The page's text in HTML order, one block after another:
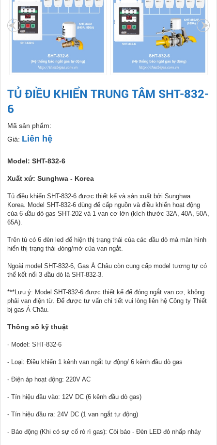
TỦ ĐIỀU KHIỂN TRUNG TÂM SHT-832-
6
Mã sản phẩm:
Giá: Liên hệ
Model: SHT-832-6
Xuất xứ: Sunghwa - Korea
Tủ điều khiển SHT-832-6 được thiết kế và sản xuất bởi Sunghwa
Korea. Model SHT-832-6 dùng để cấp nguồn và điều khiển hoạt động
của 6 đầu dò gas SHT-202 và 1 van cơ lớn (kích thước 32A, 40A, 50A,
65A).
Trên tủ có 6 đèn led để hiện thị trạng thái của các đầu dò mà màn hình
hiển thị trạng thái đóng/mở của van ngắt.
Ngoài model SHT-832-6, Gas Á Châu còn cung cấp model tương tự có
thể kết nối 3 đầu dò là SHT-832-3.
***Lưu ý: Model SHT-832-6 được thiết kế để đóng ngắt van cơ, không
phải van điện từ. Để được tư vấn chi tiết vui lòng liên hệ Công ty Thiết
bị gas Á Châu.
Thông số kỹ thuật
- Model: SHT-832-6
- Loại: Điều khiển 1 kênh van ngắt tự động/ 6 kênh đầu dò gas
- Điện áp hoạt động: 220V AC
- Tín hiệu đầu vào: 12V DC (6 kênh đầu dò gas)
- Tín hiệu đầu ra: 24V DC (1 van ngắt tự động)
- Báo động (Khi có sự cố rò rì gas): Còi báo - Đèn LED đỏ nhấp nháy